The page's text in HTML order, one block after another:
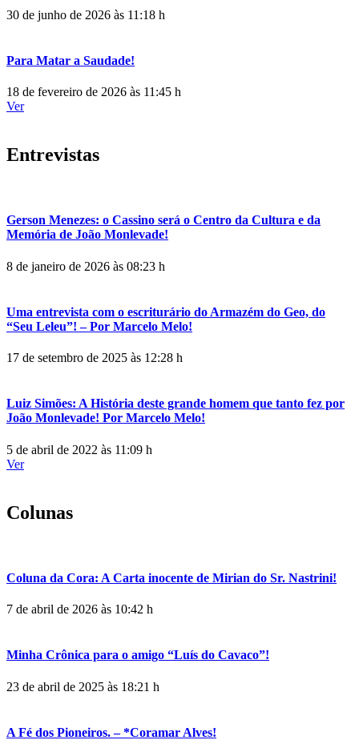
30 de junho de 2026 às 11:18 h
Para Matar a Saudade!
18 de fevereiro de 2026 às 11:45 h
Ver
Entrevistas
Gerson Menezes: o Cassino será o Centro da Cultura e da
Memória de João Monlevade!
8 de janeiro de 2026 às 08:23 h
Uma entrevista com o escriturário do Armazém do Geo, do
“Seu Leleu”! – Por Marcelo Melo!
17 de setembro de 2025 às 12:28 h
Luiz Simões: A História deste grande homem que tanto fez por
João Monlevade! Por Marcelo Melo!
5 de abril de 2022 às 11:09 h
Ver
Colunas
Coluna da Cora: A Carta inocente de Mirian do Sr. Nastrini!
7 de abril de 2026 às 10:42 h
Minha Crônica para o amigo “Luís do Cavaco”!
23 de abril de 2025 às 18:21 h
A Fé dos Pioneiros. – *Coramar Alves!